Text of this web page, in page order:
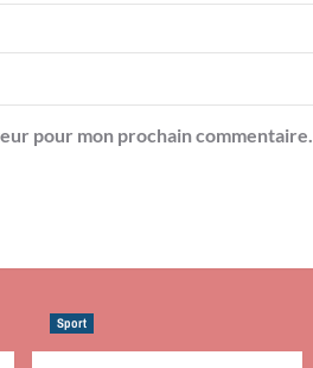
pour mon prochain commentaire.
Sport